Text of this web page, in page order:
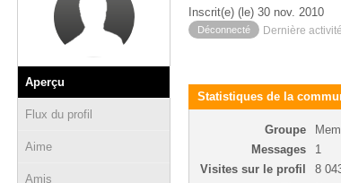
Aperçu
Flux du profil
Aime
Amis
Inscrit(e) (le) 30 nov. 2010
Déconnecté Dernière
Statistiques de la
Groupe
Messages
1
Visites sur le profil
8